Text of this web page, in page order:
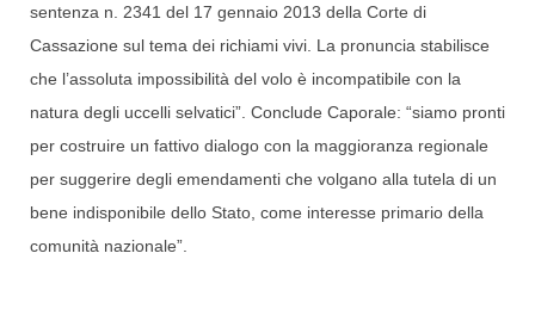
sentenza n. 2341 del 17 gennaio 2013 della Corte di
Cassazione sul tema dei richiami vivi. La pronuncia stabilisce
che l’assoluta impossibilità del volo è incompatibile con la
natura degli uccelli selvatici”. Conclude Caporale: “siamo pronti
per costruire un fattivo dialogo con la maggioranza regionale
per suggerire degli emendamenti che volgano alla tutela di un
bene indisponibile dello Stato, come interesse primario della
comunità nazionale”.